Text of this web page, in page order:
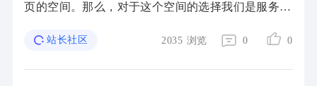
页的空间。那么，对于这个空间的选择我们是服务器
面文章我们来分析一下： 一般说来，传统业 ...
站长社区 2035 浏览 0 0